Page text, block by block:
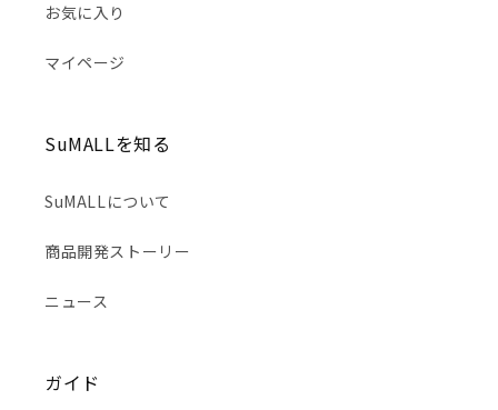
お気に入り
マイページ
SuMALLを知る
SuMALLについて
商品開発ストーリー
ニュース
ガイド